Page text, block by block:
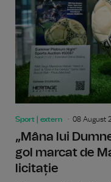
Sport | extern 08 August
„Mâna lui
gol marcat de
licitație